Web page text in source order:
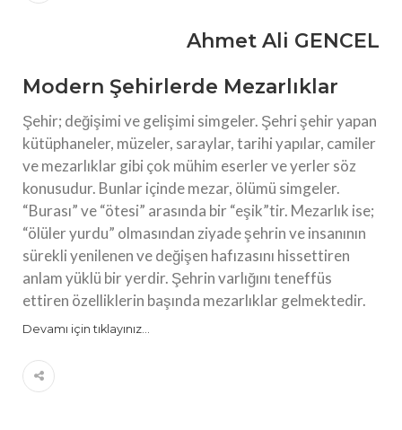
Ahmet Ali GENCEL
Modern Şehirlerde Mezarlıklar
Şehir; değişimi ve gelişimi simgeler. Şehri şehir yapan
kütüphaneler, müzeler, saraylar, tarihi yapılar, camiler
ve mezarlıklar gibi çok mühim eserler ve yerler söz
konusudur. Bunlar içinde mezar, ölümü simgeler.
“Burası” ve “ötesi” arasında bir “eşik”tir. Mezarlık ise;
“ölüler yurdu” olmasından ziyade şehrin ve insanının
sürekli yenilenen ve değişen hafızasını hissettiren
anlam yüklü bir yerdir. Şehrin varlığını teneffüs
ettiren özelliklerin başında mezarlıklar gelmektedir.
Devamı için tıklayınız…